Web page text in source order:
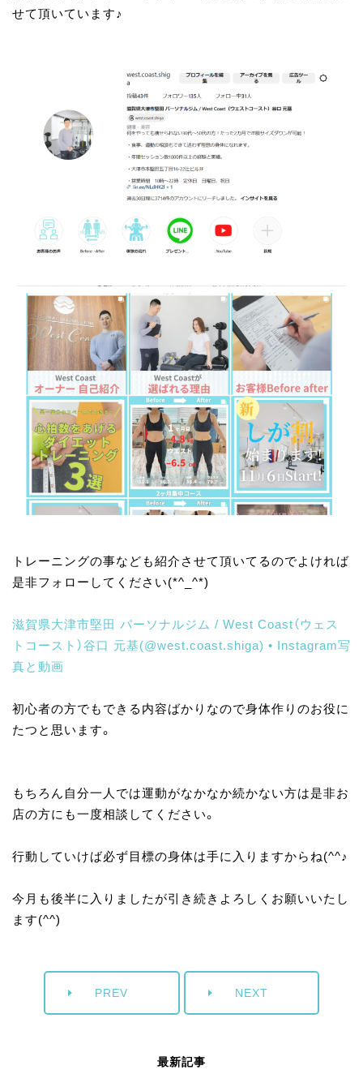
せて頂いています♪
トレーニングの事なども紹介させて頂いてるのでよければ
是非フォローしてください(*^_^*)
滋賀県大津市堅田 パーソナルジム / West Coast（ウェス
トコースト）谷口 元基(@west.coast.shiga) • Instagram写
真と動画
初心者の方でもできる内容ばかりなので身体作りのお役に
たつと思います。
もちろん自分一人では運動がなかなか続かない方は是非お
店の方にも一度相談してください。
行動していけば必ず目標の身体は手に入りますからね(^^♪
今月も後半に入りましたが引き続きよろしくお願いいたし
ます(^^)
PREV NEXT
最新記事